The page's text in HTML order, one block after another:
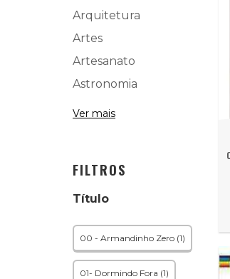
Arquitetura
Artes
Artesanato
Astronomia
Ver mais
FILTROS
Título
00 - Armandinho Zero (1)
01- Dormindo Fora (1)